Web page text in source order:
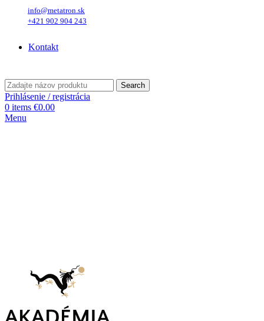
info@metatron.sk
+421 902 904 243
Kontakt
Search
Prihlásenie / registrácia
0 items €0.00
Menu